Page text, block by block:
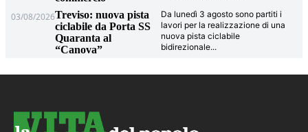
03/08/2026Treviso: nuova pista
ciclabile da Porta SS
Quaranta al
“Canova”
Da lunedì 3 agosto sono partiti i
lavori per la realizzazione di una
nuova pista ciclabile
bidirezionale...